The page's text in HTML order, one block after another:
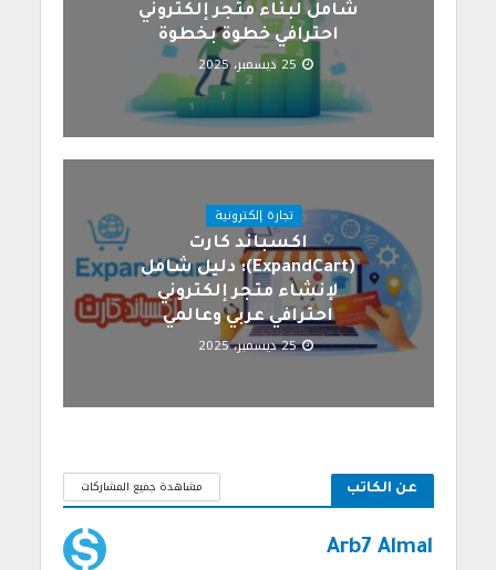
شامل لبناء متجر إلكتروني
احترافي خطوة بخطوة
25 ديسمبر، 2025
تجارة إلكترونية
اكسباند كارت
(ExpandCart): دليل شامل
لإنشاء متجر إلكتروني
احترافي عربي وعالمي
25 ديسمبر، 2025
عن الكاتب مشاهدة جميع المشاركات
Arb7 Almal